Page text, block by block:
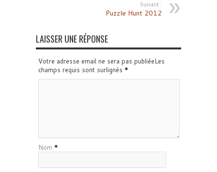
Suivant :
Puzzle Hunt 2012
LAISSER UNE RÉPONSE
Votre adresse email ne sera pas publiéeLes
champs requis sont surlignés *
Nom *